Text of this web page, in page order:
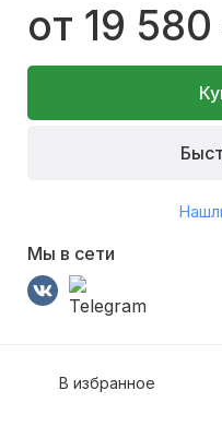
от 19
Мы в сети
В избранное